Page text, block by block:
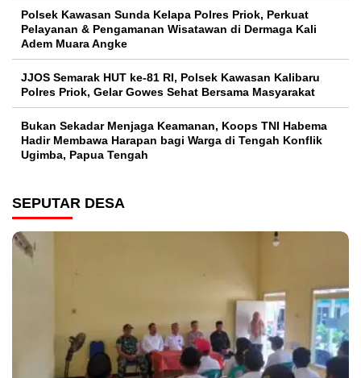
Polsek Kawasan Sunda Kelapa Polres Priok, Perkuat
Pelayanan & Pengamanan Wisatawan di Dermaga Kali
Adem Muara Angke
JJOS Semarak HUT ke-81 RI, Polsek Kawasan Kalibaru
Polres Priok, Gelar Gowes Sehat Bersama Masyarakat
Bukan Sekadar Menjaga Keamanan, Koops TNI Habema
Hadir Membawa Harapan bagi Warga di Tengah Konflik
Ugimba, Papua Tengah
SEPUTAR DESA